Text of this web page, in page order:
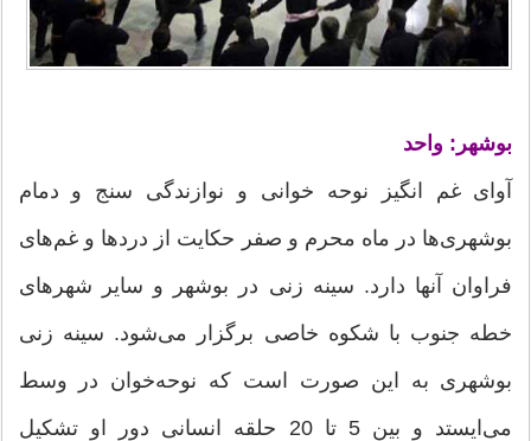
بوشهر: واحد
آوای غم انگیز نوحه خوانی و نوازندگی سنج و دمام
بوشهری‌ها در ماه محرم و صفر حکایت از دردها و غم‌های
فراوان آنها دارد. سینه زنی در بوشهر و سایر شهرهای
خطه جنوب با شکوه خاصی برگزار می‌شود. سینه زنی
بوشهری به این صورت است كه نوحه‌خوان در وسط
می‌ایستد و بین 5 تا 20 حلقه انسانی دور او تشكیل